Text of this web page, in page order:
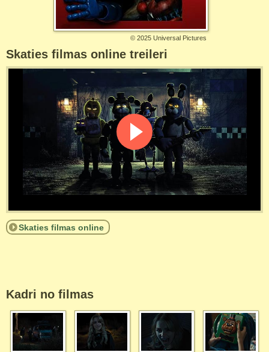
© 2025 Universal Pictures
Skaties filmas online treileri
Skaties filmas online
Kadri no filmas